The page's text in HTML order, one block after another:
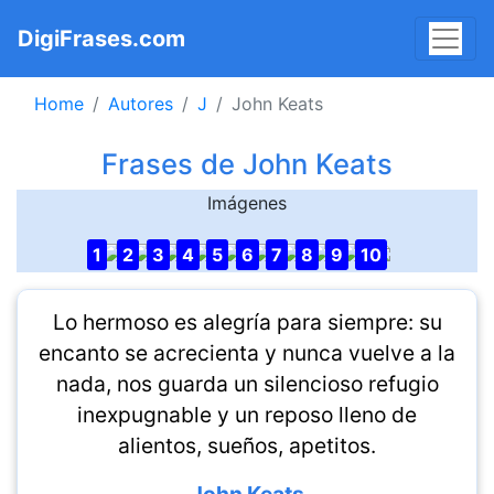
DigiFrases.com
Home Autores J John Keats
Frases de John Keats
Imágenes
1 2 3 4 5 6 7 8 9 10
Lo hermoso es alegría para siempre: su
encanto se acrecienta y nunca vuelve a la
nada, nos guarda un silencioso refugio
inexpugnable y un reposo lleno de
alientos, sueños, apetitos.